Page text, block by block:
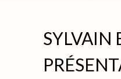
SYLVAIN